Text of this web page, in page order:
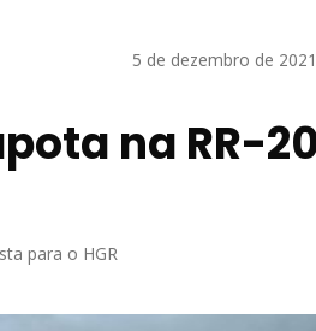
5 de dezembro de
na RR-
para o HGR